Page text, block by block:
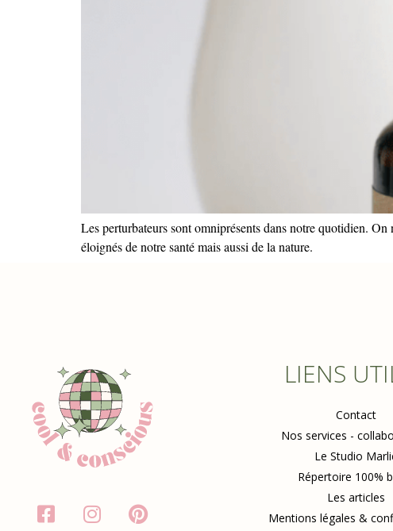
Les perturbateurs sont omniprésents dans notre quotidien.
éloignés de notre santé mais aussi de la nature.
LIENS
Contact
Nos services -
Le Studio
Répertoire 100%
Les articles
Mentions légales &